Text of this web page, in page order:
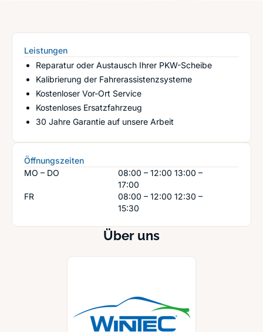
Über uns
Leistungen
Reparatur oder Austausch Ihrer PKW-Scheibe
Kalibrierung der Fahrerassistenzsysteme
Kostenloser Vor-Ort Service
Kostenloses Ersatzfahrzeug
30 Jahre Garantie auf unsere Arbeit
Öffnungszeiten
MO – DO
08:00 – 12:00 13:00 –
17:00
FR
08:00 – 12:00 12:30 –
15:30